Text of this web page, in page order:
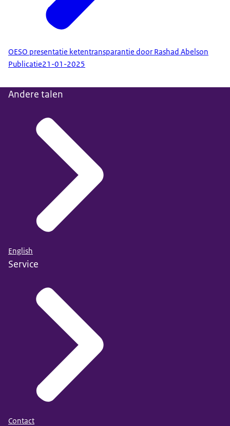
OESO presentatie ketentransparantie door Rashad Abelson
Publicatie21-01-2025
Andere talen
English
Service
Contact